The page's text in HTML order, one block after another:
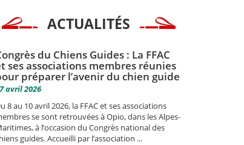
ACTUALITÉS
du Chiens Guides : La FFAC
ses associations membres réunies
préparer l’avenir du chien guide
avril 2026
8 au 10 avril 2026, la FFAC et ses associations
se sont retrouvées à Opio, dans les Alpes-
à l’occasion du Congrès national des
guides. Accueilli par l’association ...